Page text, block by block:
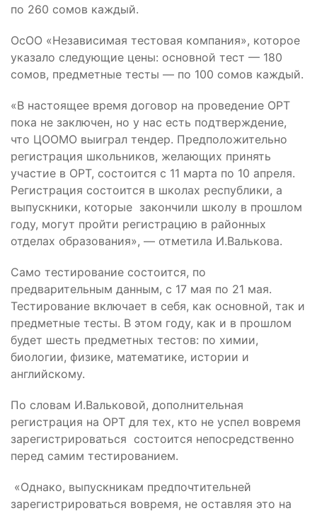
по 260 сомов каждый.
ОсОО «Независимая тестовая компания», которое
указало следующие цены: основной тест — 180
сомов, предметные тесты — по 100 сомов каждый.
«В настоящее время договор на проведение ОРТ
пока не заключен, но у нас есть подтверждение,
что ЦООМО выиграл тендер. Предположительно
регистрация школьников, желающих принять
участие в ОРТ, состоится с 11 марта по 10 апреля.
Регистрация состоится в школах республики, а
выпускники, которые закончили школу в прошлом
году, могут пройти регистрацию в районных
отделах образования», — отметила И.Валькова.
Само тестирование состоится, по
предварительным данным, с 17 мая по 21 мая.
Тестирование включает в себя, как основной, так и
предметные тесты. В этом году, как и в прошлом
будет шесть предметных тестов: по химии,
биологии, физике, математике, истории и
английскому.
По словам И.Вальковой, дополнительная
регистрация на ОРТ для тех, кто не успел вовремя
зарегистрироваться состоится непосредственно
перед самим тестированием.
«Однако, выпускникам предпочтительней
зарегистрироваться вовремя, не оставляя это на